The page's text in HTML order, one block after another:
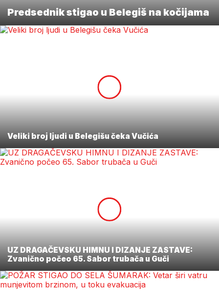
Predsednik stigao u Belegiš na kočijama
Veliki broj ljudi u Belegišu čeka Vučića
UZ DRAGAČEVSKU HIMNU I DIZANJE ZASTAVE:
Zvanično počeo 65. Sabor trubača u Guči